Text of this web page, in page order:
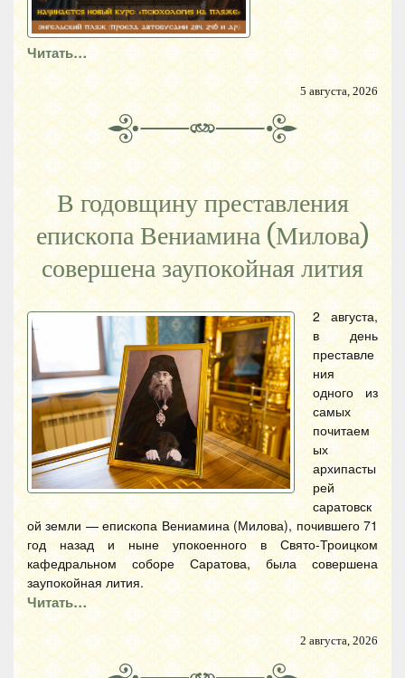
Читать…
5 августа, 2026
В годовщину преставления
епископа Вениамина (Милова)
совершена заупокойная лития
2 августа,
в день
преставле
ния
одного из
самых
почитаем
ых
архипасты
рей
саратовск
ой земли — епископа Вениамина (Милова), почившего 71
год назад и ныне упокоенного в Свято-Троицком
кафедральном соборе Саратова, была совершена
заупокойная лития.
Читать…
2 августа, 2026